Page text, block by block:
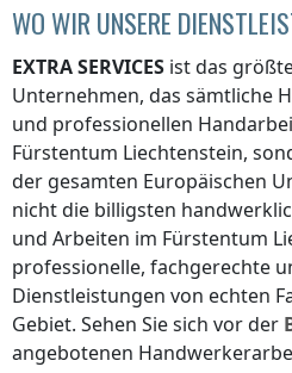
WO WIR UNSERE
EXTRA SERVICES ist das
Unternehmen, das sämtliche
und professionellen
Fürstentum Liechtenstein,
der gesamten Europäischen
nicht die billigsten
und Arbeiten im Fürstentum
professionelle, fachgerechte
Dienstleistungen von echten
Gebiet. Sehen Sie sich vor der
angebotenen